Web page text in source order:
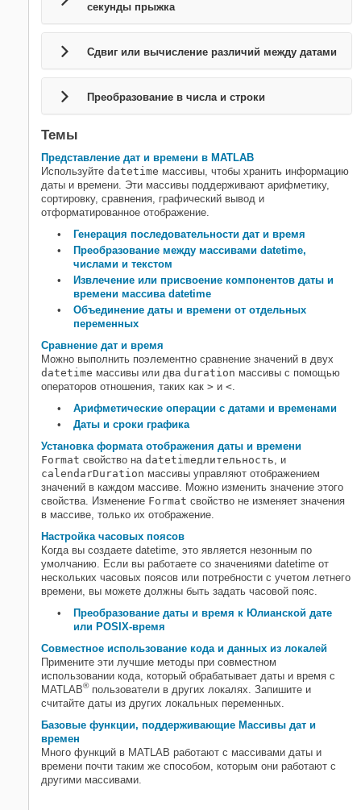
секунды прыжка
Сдвиг или вычисление различий между датами
Преобразование в числа и строки
Темы
Представление дат и времени в MATLAB
Используйте datetime массивы, чтобы хранить информацию
даты и времени. Эти массивы поддерживают арифметику,
сортировку, сравнения, графический вывод и
отформатированное отображение.
Генерация последовательности дат и время
Преобразование между массивами datetime,
числами и текстом
Извлечение или присвоение компонентов даты и
времени массива datetime
Объединение даты и времени от отдельных
переменных
Сравнение дат и время
Можно выполнить поэлементно сравнение значений в двух
datetime массивы или два duration массивы с помощью
операторов отношения, таких как > и <.
Арифметические операции с датами и временами
Даты и сроки графика
Установка формата отображения даты и времени
Format свойство на datetimeдлительность, и
calendarDuration массивы управляют отображением
значений в каждом массиве. Можно изменить значение этого
свойства. Изменение Format свойство не изменяет значения
в массиве, только их отображение.
Настройка часовых поясов
Когда вы создаете datetime, это является незонным по
умолчанию. Если вы работаете со значениями datetime от
нескольких часовых поясов или потребности с учетом летнего
времени, вы можете должны быть задать часовой пояс.
Преобразование даты и время к Юлианской дате
или POSIX-время
Совместное использование кода и данных из локалей
Примените эти лучшие методы при совместном
использовании кода, который обрабатывает даты и время с
MATLAB®пользователи в других локалях. Запишите и
считайте даты из других локальных переменных.
Базовые функции, поддерживающие Массивы дат и
времен
Много функций в MATLAB работают с массивами даты и
времени почти таким же способом, которым они работают с
другими массивами.